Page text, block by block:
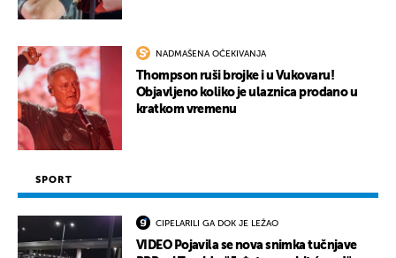
NADMAŠENA OČEKIVANJA
Thompson ruši brojke i u Vukovaru!
Objavljeno koliko je ulaznica prodano u
kratkom vremenu
SPORT
CIPELARILI GA DOK JE LEŽAO
VIDEO Pojavila se nova snimka tučnjave